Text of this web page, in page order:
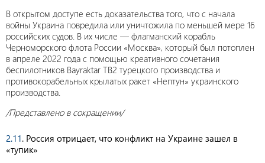
В открытом доступе есть доказательства того, что с начала
войны Украина повредила или уничтожила по меньшей мере 16
российских судов. В их числе — флагманский корабль
Черноморского флота России «Москва», который был потоплен
в апреле 2022 года с помощью креативного сочетания
беспилотников Bayraktar TB2 турецкого производства и
противокорабельных крылатых ракет «Нептун» украинского
производства.
/Представлено в сокращении/
2.11. Россия отрицает, что конфликт на Украине зашел в
«тупик»